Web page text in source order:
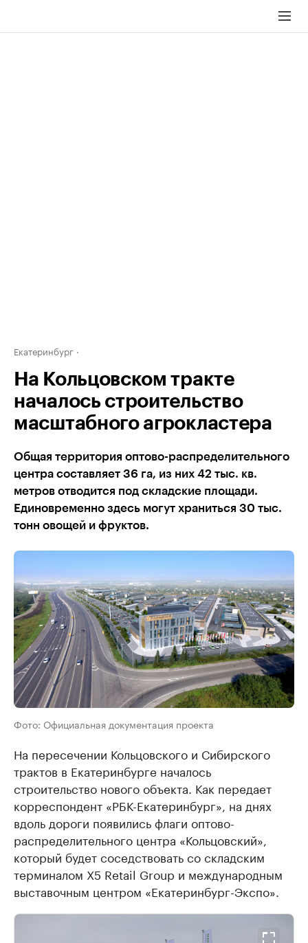
Екатеринбург
На Кольцовском тракте
началось строительство
масштабного агрокластера
Общая территория оптово-распределительного
центра составляет 36 га, из них 42 тыс. кв.
метров отводится под складские площади.
Единовременно здесь могут храниться 30 тыс.
тонн овощей и фруктов.
Фото: Официальная документация проекта
На пересечении Кольцовского и Сибирского
трактов в Екатеринбурге началось
строительство нового объекта. Как передает
корреспондент «РБК-Екатеринбург», на днях
вдоль дороги появились флаги оптово-
распределительного центра «Кольцовский»,
который будет соседствовать со складским
терминалом X5 Retail Group и международным
выставочным центром «Екатеринбург-Экспо».